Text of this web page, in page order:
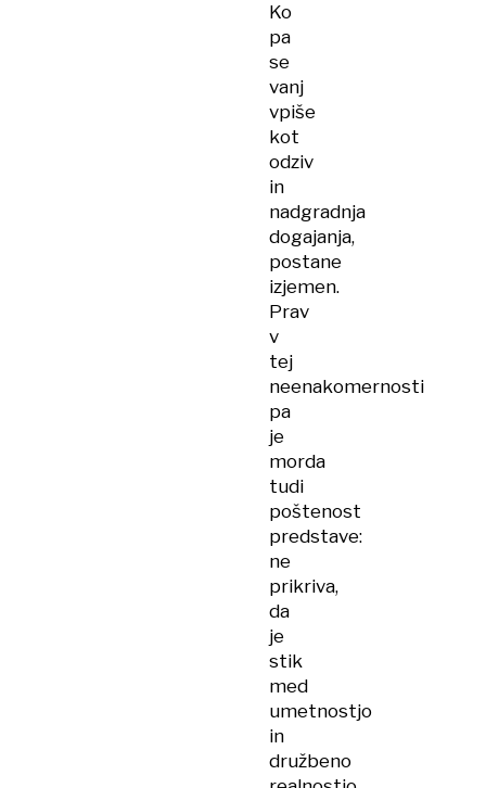
Ko
pa
se
vanj
vpiše
kot
odziv
in
nadgradnja
dogajanja,
postane
izjemen.
Prav
v
tej
neenakomernosti
pa
je
morda
tudi
poštenost
predstave:
ne
prikriva,
da
je
stik
med
umetnostjo
in
družbeno